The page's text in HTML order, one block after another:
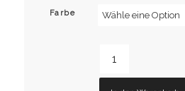
Farbe